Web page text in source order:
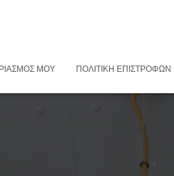
ΜΟΥ ΠΟΛΙΤΙΚΉ ΕΠΙΣΤΡΟΦΏΝ